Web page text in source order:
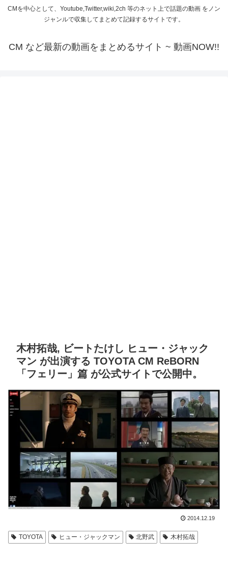
CMを中心として、Youtube,Twitter,wiki,2ch 等のネット上で話題の動画 をノン
ジャンルで収集してまとめて記録するサイトです。
CM など最新の動画をまとめるサイト ~ 動画NOW!!
木村拓哉, ビートたけし ヒュー・ジャック
マン が出演する TOYOTA CM ReBORN
「フェリー」篇 が公式サイトで公開中。
2014.12.19
TOYOTA ヒュー・ジャックマン 北野武 木村拓哉